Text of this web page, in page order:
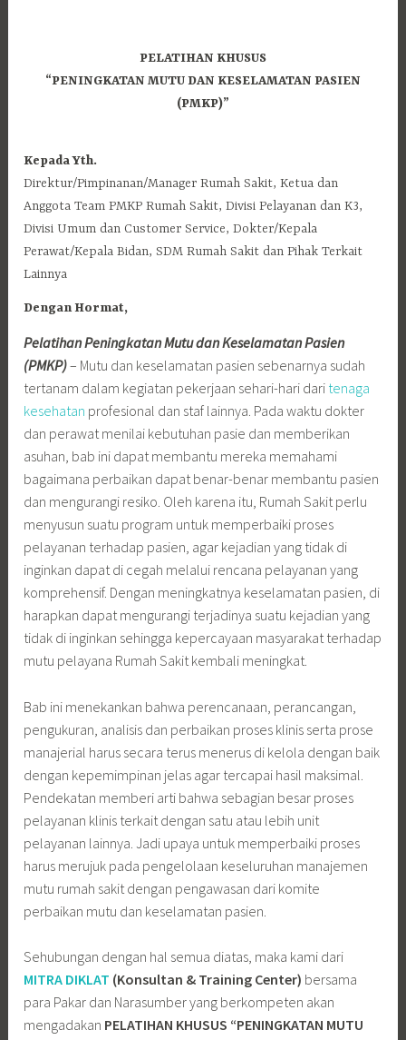
PELATIHAN KHUSUS
“PENINGKATAN MUTU DAN KESELAMATAN PASIEN
(PMKP)”
Kepada Yth.
Direktur/Pimpinanan/Manager Rumah Sakit, Ketua dan
Anggota Team PMKP Rumah Sakit, Divisi Pelayanan dan K3,
Divisi Umum dan Customer Service, Dokter/Kepala
Perawat/Kepala Bidan, SDM Rumah Sakit dan Pihak Terkait
Lainnya
Dengan Hormat,
Pelatihan Peningkatan Mutu dan Keselamatan Pasien
(PMKP)– Mutu dan keselamatan pasien sebenarnya sudah
tertanam dalam kegiatan pekerjaan sehari-hari dari tenaga
kesehatan profesional dan staf lainnya. Pada waktu dokter
dan perawat menilai kebutuhan pasie dan memberikan
asuhan, bab ini dapat membantu mereka memahami
bagaimana perbaikan dapat benar-benar membantu pasien
dan mengurangi resiko. Oleh karena itu, Rumah Sakit perlu
menyusun suatu program untuk memperbaiki proses
pelayanan terhadap pasien, agar kejadian yang tidak di
inginkan dapat di cegah melalui rencana pelayanan yang
komprehensif. Dengan meningkatnya keselamatan pasien, di
harapkan dapat mengurangi terjadinya suatu kejadian yang
tidak di inginkan sehingga kepercayaan masyarakat terhadap
mutu pelayana Rumah Sakit kembali meningkat.
Bab ini menekankan bahwa perencanaan, perancangan,
pengukuran, analisis dan perbaikan proses klinis serta prose
manajerial harus secara terus menerus di kelola dengan baik
dengan kepemimpinan jelas agar tercapai hasil maksimal.
Pendekatan memberi arti bahwa sebagian besar proses
pelayanan klinis terkait dengan satu atau lebih unit
pelayanan lainnya. Jadi upaya untuk memperbaiki proses
harus merujuk pada pengelolaan keseluruhan manajemen
mutu rumah sakit dengan pengawasan dari komite
perbaikan mutu dan keselamatan pasien.
Sehubungan dengan hal semua diatas, maka kami dari
MITRA DIKLAT (Konsultan & Training Center) bersama
para Pakar dan Narasumber yang berkompeten akan
mengadakan PELATIHAN KHUSUS “PENINGKATAN MUTU